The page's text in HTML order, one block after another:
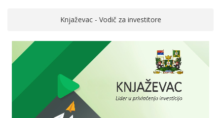
Knjaževac - Vodič za investitore